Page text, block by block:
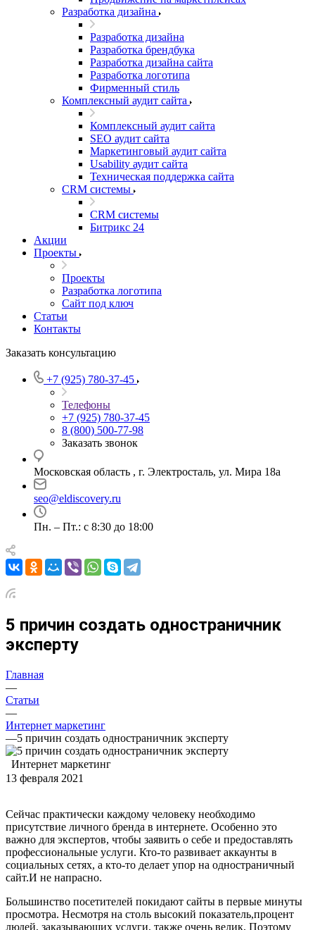
Разработка дизайна
Разработка дизайна
Разработка брендбука
Разработка дизайна сайта
Разработка логотипа
Фирменный стиль
Комплексный аудит сайта
Комплексный аудит сайта
SEO аудит сайта
Маркетинговый аудит сайта
Usability аудит сайта
Техническая поддержка сайта
CRM системы
CRM системы
Битрикс 24
Акции
Проекты
Проекты
Разработка логотипа
Сайт под ключ
Статьи
Контакты
Заказать консультацию
+7 (925) 780-37-45
Телефоны
+7 (925) 780-37-45
8 (800) 500-77-98
Заказать звонок
Московская область , г. Электросталь, ул. Мира 18а
seo@eldiscovery.ru
Пн. – Пт.: с 8:30 до 18:00
5 причин создать одностраничник
эксперту
Главная
—
Статьи
—
Интернет маркетинг
—5 причин создать одностраничник эксперту
Интернет маркетинг
13 февраля 2021
Сейчас практически каждому человеку необходимо
присутствие личного бренда в интернете. Особенно это
важно для экспертов, чтобы заявить о себе и предоставлять
профессиональные услуги. Кто-то развивает аккаунты в
социальных сетях, а кто-то делает упор на одностраничный
сайт.И не напрасно.
Большинство посетителей покидают сайты в первые минуты
просмотра. Несмотря на столь высокий показатель,процент
людей, заказывающих услуги, также очень велик. Поэтому